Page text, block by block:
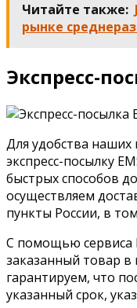
Читайте также:
рынке
Экспресс-
Для удобства
экспресс-посылку
быстрых способов
осуществляем
пункты России, в
С помощью сервиса
заказанный товар
гарантируем, что
указанный срок,